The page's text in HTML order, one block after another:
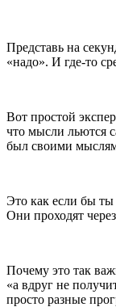
Представь на
«надо». И где-то
Вот простой
что мысли льются
был своими
Это как если бы ты
Они проходят
Почему это так
«а вдруг не
просто разные